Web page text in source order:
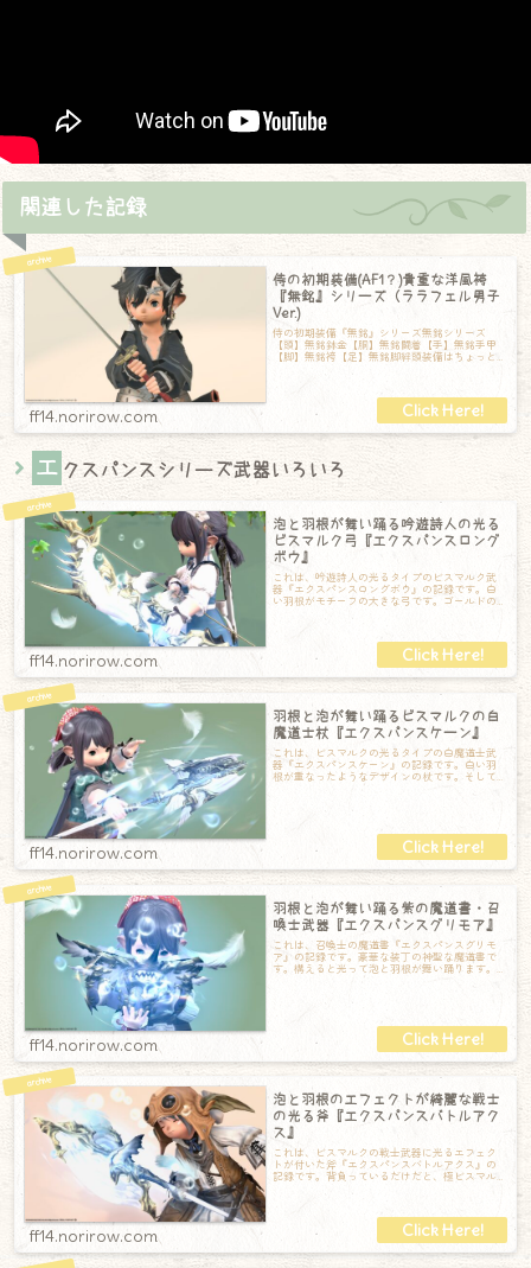
関連した記録
侍の初期装備(AF1？)貴重な洋風袴
『無銘』シリーズ（ララフェル男子
Ver.)
侍の初期装備『無銘』シリーズ無銘シリーズ
【頭】無銘鉢金【胴】無銘闘着【手】無銘手甲
【脚】無銘袴【足】無銘脚絆頭装備はちょっと
ff14.norirow.com
エ クスパンスシリーズ武器いろいろ
泡と羽根が舞い踊る吟遊詩人の光る
ビスマルク弓『エクスパンスロング
ボウ』
これは、吟遊詩人の光るタイプのビスマルク武
器『エクスパンスロングボウ』の記録です。白
い羽根がモチーフの大きな弓です。ゴールドの
ff14.norirow.com
羽根と泡が舞い踊るビスマルクの白
魔道士杖『エクスパンスケーン』
これは、ビスマルクの光るタイプの白魔道士武
器『エクスパンスケーン』の記録です。白い羽
根が重なったようなデザインの杖です。そして
武器を構えると光ります！泡と羽根が舞い踊っ
ff14.norirow.com
羽根と泡が舞い踊る紫の魔道書・召
喚士武器『エクスパンスグリモア』
これは、召喚士の魔道書『エクスパンスグリモ
ア』の記録です。豪華な装丁の神聖な魔道書で
す。構えると光って泡と羽根が舞い踊ります。
羽根と泡が舞い踊る様子はとっても綺麗なので
ff14.norirow.com
泡と羽根のエフェクトが綺麗な戦士
の光る斧『エクスパンスバトルアク
ス』
これは、ビスマルクの戦士武器に光るエフェク
トが付いた斧『エクスパンスバトルアクス』の
記録です。背負っているだけだと、極ビスマル
ff14.norirow.com